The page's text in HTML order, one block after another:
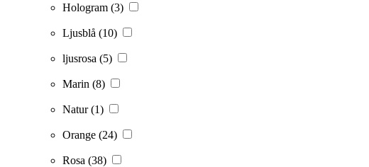
Hologram (3)
Ljusblå (10)
ljusrosa (5)
Marin (8)
Natur(1)
Orange (24)
Rosa (38)